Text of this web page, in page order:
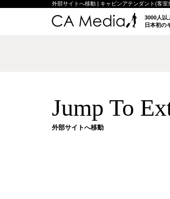
外部サイトへ移動 | キャビンアテンダント(客
3000人以
日本初の
Jump To
外部サイトへ移動